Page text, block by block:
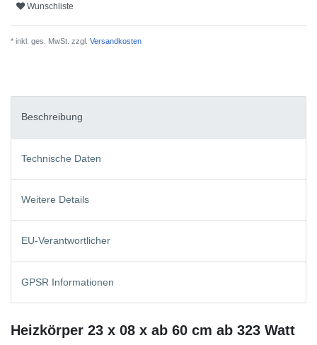
Wunschliste
* inkl. ges. MwSt. zzgl. Versandkosten
Beschreibung
Technische Daten
Weitere Details
EU-Verantwortlicher
GPSR Informationen
Heizkörper 23 x 08 x ab 60 cm ab 323 Watt